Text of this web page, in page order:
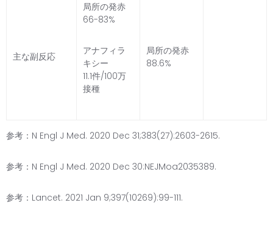
主な副反応
局所の発赤
66-83%
アナフィラ
キシー
11.1件/100万
接種
局所の発赤
88.6%
参考：N Engl J Med. 2020 Dec 31;383(27):2603-2615.
参考：N Engl J Med. 2020 Dec 30:NEJMoa2035389.
参考：Lancet. 2021 Jan 9;397(10269):99-111.